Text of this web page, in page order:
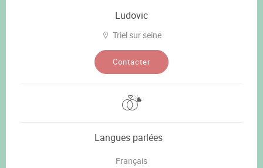
Ludovic
Triel sur seine
Contacter
Langues parlées
Français